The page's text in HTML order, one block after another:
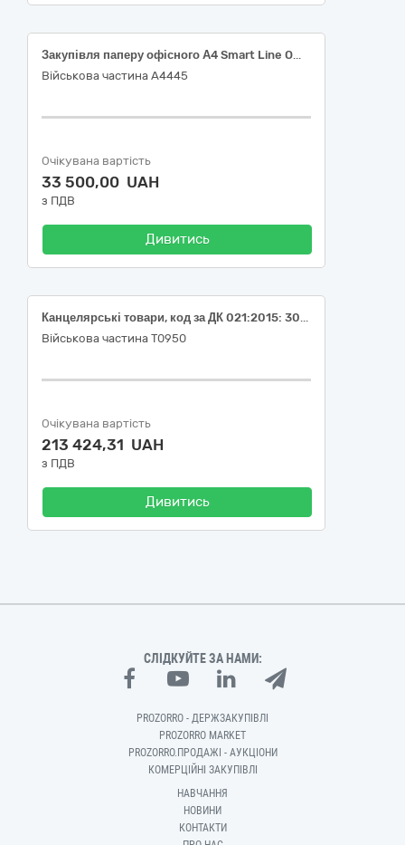
Закупівля паперу офісного А4 Smart Line Office 500 арк, щ.80, клас С+
Військова частина А4445
Очікувана вартість
33 500,00 UAH
з ПДВ
Дивитись
Канцелярські товари, код за ДК 021:2015: 30190000-7 Офісне устаткування та приладдя різне
Військова частина Т0950
Очікувана вартість
213 424,31 UAH
з ПДВ
Дивитись
СЛІДКУЙТЕ ЗА НАМИ:
PROZORRO - ДЕРЖЗАКУПІВЛІ
PROZORRO MARKET
PROZORRO.ПРОДАЖІ - АУКЦІОНИ
КОМЕРЦІЙНІ ЗАКУПІВЛІ
НАВЧАННЯ
НОВИНИ
КОНТАКТИ